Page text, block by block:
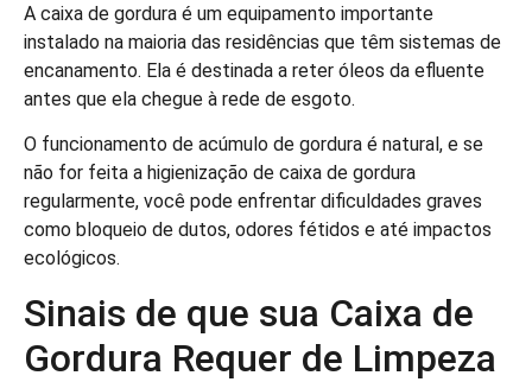
A caixa de gordura é um equipamento importante
instalado na maioria das residências que têm sistemas de
encanamento. Ela é destinada a reter óleos da efluente
antes que ela chegue à rede de esgoto.
O funcionamento de acúmulo de gordura é natural, e se
não for feita a higienização de caixa de gordura
regularmente, você pode enfrentar dificuldades graves
como bloqueio de dutos, odores fétidos e até impactos
ecológicos.
Sinais de que sua Caixa de
Gordura Requer de Limpeza